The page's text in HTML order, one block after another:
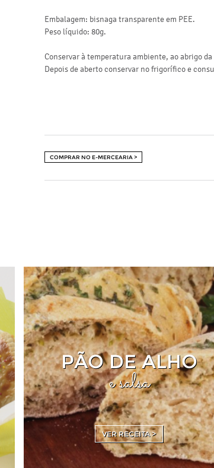
Embalagem: bisnaga transparente em PEE.
Peso líquido: 80g.
Conservar à temperatura ambiente, ao abrigo da
Depois de aberto conservar no frigorífico e
COMPRAR NO E-MERCEARIA >
PÃO DE ALHO
e salsa
VER RECEITA >